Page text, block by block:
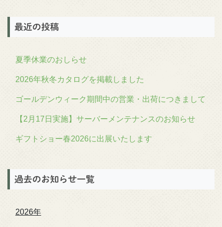
最近の投稿
夏季休業のおしらせ
2026年秋冬カタログを掲載しました
ゴールデンウィーク期間中の営業・出荷につきまして
【2月17日実施】サーバーメンテナンスのお知らせ
ギフトショー春2026に出展いたします
過去のお知らせ一覧
2026年